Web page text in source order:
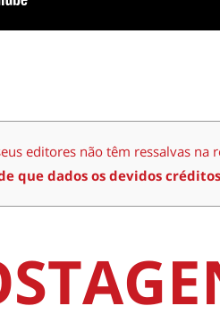
editores não têm ressalvas na
que dados os devidos